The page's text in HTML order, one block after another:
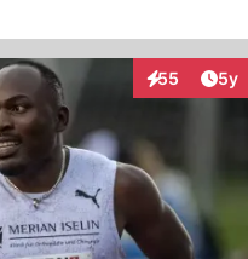
55
Interaktionen
5y